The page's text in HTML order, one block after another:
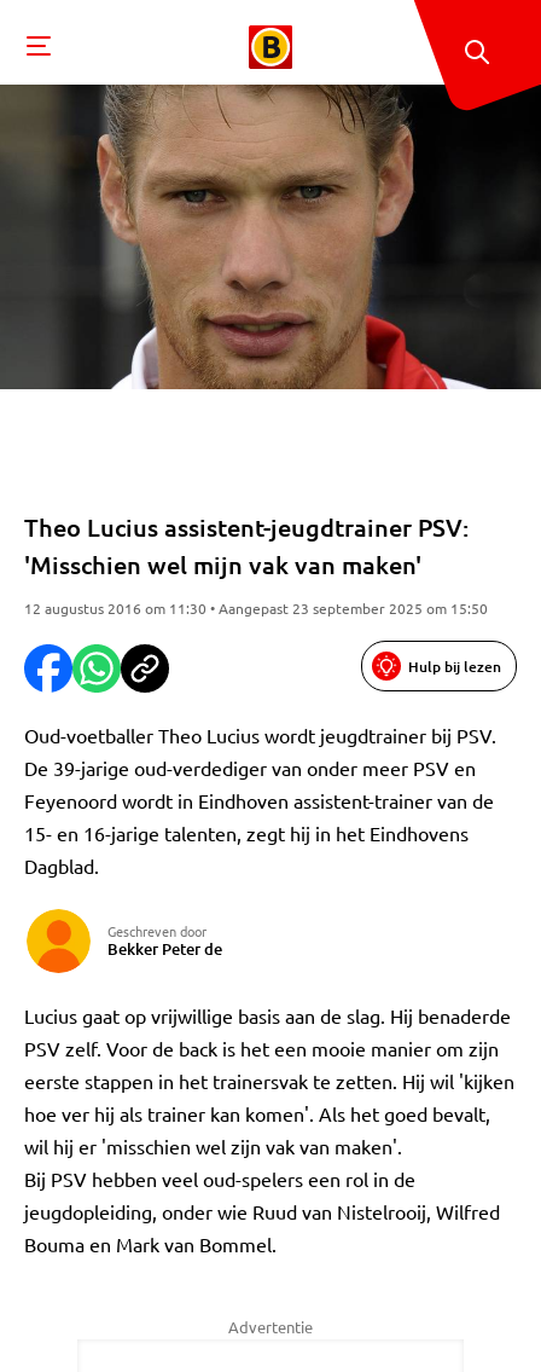
Theo Lucius assistent-jeugdtrainer PSV:
'Misschien wel mijn vak van maken'
12 augustus 2016 om 11:30 • Aangepast 23 september 2025 om 15:50
Hulp bij lezen
Oud-voetballer Theo Lucius wordt jeugdtrainer bij PSV.
De 39-jarige oud-verdediger van onder meer PSV en
Feyenoord wordt in Eindhoven assistent-trainer van de
15- en 16-jarige talenten, zegt hij in het Eindhovens
Dagblad.
Geschreven door
Bekker Peter de
Lucius gaat op vrijwillige basis aan de slag. Hij benaderde
PSV zelf. Voor de back is het een mooie manier om zijn
eerste stappen in het trainersvak te zetten. Hij wil 'kijken
hoe ver hij als trainer kan komen'. Als het goed bevalt,
wil hij er 'misschien wel zijn vak van maken'.
Bij PSV hebben veel oud-spelers een rol in de
jeugdopleiding, onder wie Ruud van Nistelrooij, Wilfred
Bouma en Mark van Bommel.
Advertentie